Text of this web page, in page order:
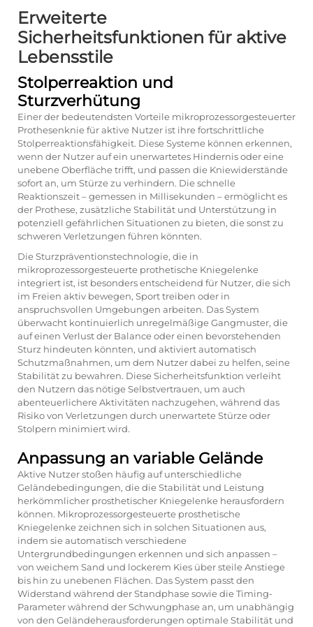
Erweiterte
Sicherheitsfunktionen für aktive
Lebensstile
Stolperreaktion und
Sturzverhütung
Einer der bedeutendsten Vorteile mikroprozessorgesteuerter
Prothesenknie für aktive Nutzer ist ihre fortschrittliche
Stolperreaktionsfähigkeit. Diese Systeme können erkennen,
wenn der Nutzer auf ein unerwartetes Hindernis oder eine
unebene Oberfläche trifft, und passen die Kniewiderstände
sofort an, um Stürze zu verhindern. Die schnelle
Reaktionszeit – gemessen in Millisekunden – ermöglicht es
der Prothese, zusätzliche Stabilität und Unterstützung in
potenziell gefährlichen Situationen zu bieten, die sonst zu
schweren Verletzungen führen könnten.
Die Sturzpräventionstechnologie, die in
mikroprozessorgesteuerte prothetische Kniegelenke
integriert ist, ist besonders entscheidend für Nutzer, die sich
im Freien aktiv bewegen, Sport treiben oder in
anspruchsvollen Umgebungen arbeiten. Das System
überwacht kontinuierlich unregelmäßige Gangmuster, die
auf einen Verlust der Balance oder einen bevorstehenden
Sturz hindeuten könnten, und aktiviert automatisch
Schutzmaßnahmen, um dem Nutzer dabei zu helfen, seine
Stabilität zu bewahren. Diese Sicherheitsfunktion verleiht
den Nutzern das nötige Selbstvertrauen, um auch
abenteuerlichere Aktivitäten nachzugehen, während das
Risiko von Verletzungen durch unerwartete Stürze oder
Stolpern minimiert wird.
Anpassung an variable Gelände
Aktive Nutzer stoßen häufig auf unterschiedliche
Geländebedingungen, die die Stabilität und Leistung
herkömmlicher prosthetischer Kniegelenke herausfordern
können. Mikroprozessorgesteuerte prosthetische
Kniegelenke zeichnen sich in solchen Situationen aus,
indem sie automatisch verschiedene
Untergrundbedingungen erkennen und sich anpassen –
von weichem Sand und lockerem Kies über steile Anstiege
bis hin zu unebenen Flächen. Das System passt den
Widerstand während der Standphase sowie die Timing-
Parameter während der Schwungphase an, um unabhängig
von den Geländeherausforderungen optimale Stabilität und